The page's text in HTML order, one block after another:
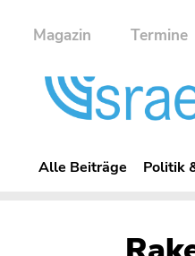
Magazin Termine
Alle Beiträge Politik